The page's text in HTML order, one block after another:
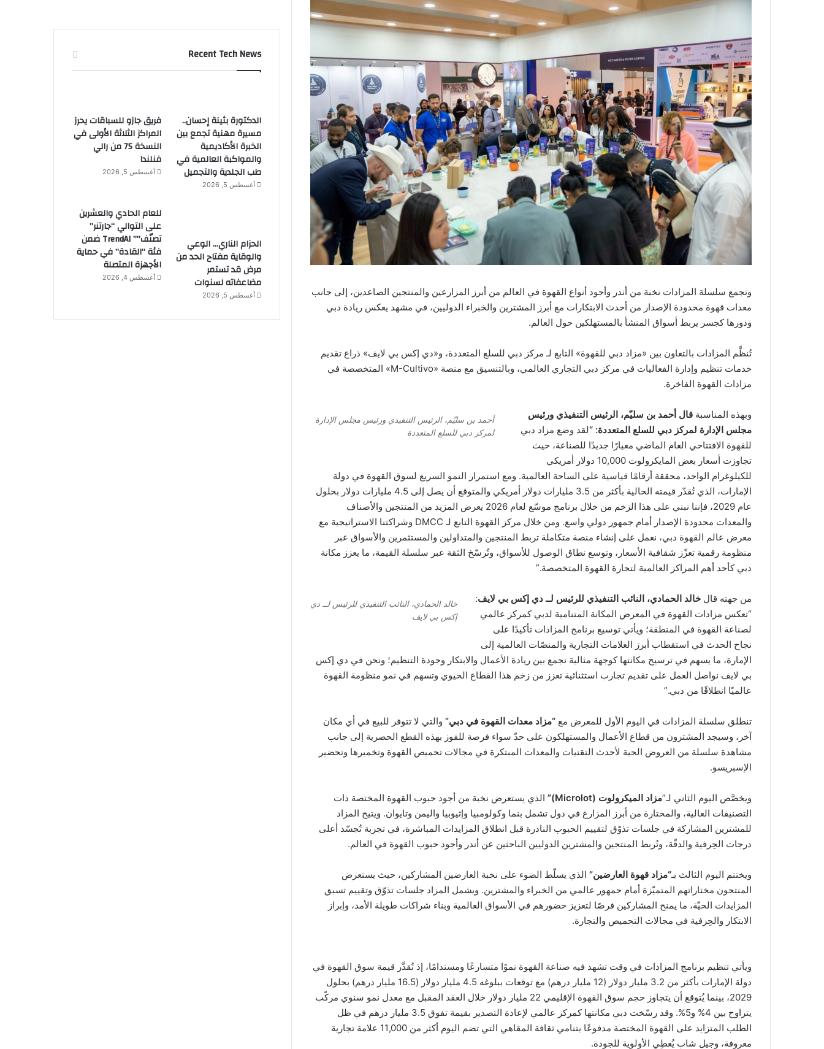
وتجمع سلسلة المزادات نخبة من أندر وأجود أنواع القهوة في العالم من أبرز المزارعين والمنتجين الصاعدين، إلى جانب
معدات قهوة محدودة الإصدار من أحدث الابتكارات مع أبرز المشترين والخبراء الدوليين، في مشهد يعكس ريادة دبي
ودورها كجسر يربط أسواق المنشأ بالمستهلكين حول العالم.
تُنظَّم المزادات بالتعاون بين «مزاد دبي للقهوة» التابع لـ مركز دبي للسلع المتعددة، و«دي إكس بي لايف» ذراع تقديم
خدمات تنظيم وإدارة الفعاليات في مركز دبي التجاري العالمي، وبالتنسيق مع منصة «M-Cultivo» المتخصصة في
مزادات القهوة الفاخرة.
أحمد بن سليّم، الرئيس التنفيذي ورئيس مجلس الإدارة
لمركز دبي للسلع المتعددة
وبهذه المناسبة قال أحمد بن سليّم، الرئيس التنفيذي ورئيس
مجلس الإدارة لمركز دبي للسلع المتعددة: “لقد وضع مزاد دبي
للقهوة الافتتاحي العام الماضي معيارًا جديدًا للصناعة، حيث
تجاوزت أسعار بعض المايكرولوت 10,000 دولار أمريكي
للكيلوغرام الواحد، محققة أرقامًا قياسية على الساحة العالمية. ومع استمرار النمو السريع لسوق القهوة في دولة
الإمارات، الذي تُقدّر قيمته الحالية بأكثر من 3.5 مليارات دولار أمريكي والمتوقع أن يصل إلى 4.5 مليارات دولار بحلول
عام 2029، فإننا نبني على هذا الزخم من خلال برنامج موسّع لعام 2026 يعرض المزيد من المنتجين والأصناف
والمعدات محدودة الإصدار أمام جمهور دولي واسع. ومن خلال مركز القهوة التابع لـ DMCC وشراكتنا الاستراتيجية مع
معرض عالم القهوة دبي، نعمل على إنشاء منصة متكاملة تربط المنتجين والمتداولين والمستثمرين والأسواق عبر
منظومة رقمية تعزّز شفافية الأسعار، وتوسع نطاق الوصول للأسواق، وتُرسّخ الثقة عبر سلسلة القيمة، ما يعزز مكانة
دبي كأحد أهم المراكز العالمية لتجارة القهوة المتخصصة.”
خالد الحمادي، النائب التنفيذي للرئيس لــ دي
إكس بي لايف
من جهته قال خالد الحمادي، النائب التنفيذي للرئيس لــ دي إكس بي لايف:
“تعكس مزادات القهوة في المعرض المكانة المتنامية لدبي كمركز عالمي
لصناعة القهوة في المنطقة؛ ويأتي توسيع برنامج المزادات تأكيدًا على
نجاح الحدث في استقطاب أبرز العلامات التجارية والمنصّات العالمية إلى
الإمارة، ما يسهم في ترسيخ مكانتها كوجهة مثالية تجمع بين ريادة الأعمال والابتكار وجودة التنظيم؛ ونحن في دي إكس
بي لايف نواصل العمل على تقديم تجارب استثنائية تعزز من زخم هذا القطاع الحيوي وتسهم في نمو منظومة القهوة
عالميًا انطلاقًا من دبي.”
تنطلق سلسلة المزادات في اليوم الأول للمعرض مع “مزاد معدات القهوة في دبي” والتي لا تتوفر للبيع في أي مكان
آخر، وسيجد المشترون من قطاع الأعمال والمستهلكون على حدّ سواء فرصة للفوز بهذه القطع الحصرية إلى جانب
مشاهدة سلسلة من العروض الحية لأحدث التقنيات والمعدات المبتكرة في مجالات تحميص القهوة وتخميرها وتحضير
الإسبريسو.
ويخصَّص اليوم الثاني لـ”مزاد الميكرولوت (Microlot
)” الذي يستعرض نخبة من أجود حبوب القهوة المختصة ذات
التصنيفات العالية، والمختارة من أبرز المزارع في دول تشمل بنما وكولومبيا وإثيوبيا واليمن وتايوان. ويتيح المزاد
للمشترين المشاركة في جلسات تذوّق لتقييم الحبوب النادرة قبل انطلاق المزايدات المباشرة، في تجربة تُجسّد أعلى
درجات الحِرفية والدقّة، وتُربط المنتجين والمشترين الدوليين الباحثين عن أندر وأجود حبوب القهوة في العالم.
ويختتم اليوم الثالث بـ“مزاد قهوة العارضين” الذي يسلّط الضوء على نخبة العارضين المشاركين، حيث يستعرض
المنتجون مختاراتهم المتميّزة أمام جمهور عالمي من الخبراء والمشترين. ويشمل المزاد جلسات تذوّق وتقييم تسبق
المزايدات الحيّة، ما يمنح المشاركين فرصًا لتعزيز حضورهم في الأسواق العالمية وبناء شراكات طويلة الأمد، وإبراز
الابتكار والحِرفية في مجالات التحميص والتجارة.
ويأتي تنظيم برنامج المزادات في وقت تشهد فيه صناعة القهوة نموًا متسارعًا ومستدامًا، إذ تُقدَّر قيمة سوق القهوة في
دولة الإمارات بأكثر من 3.2 مليار دولار (12 مليار درهم) مع توقعات ببلوغه 4.5 مليار دولار (16.5 مليار درهم) بحلول
2029، بينما يُتوقع أن يتجاوز حجم سوق القهوة الإقليمي 22 مليار دولار خلال العقد المقبل مع معدل نمو سنوي مركّب
يتراوح بين 4% و5%. وقد رسّخت دبي مكانتها كمركز عالمي لإعادة التصدير بقيمة تفوق 3.5 مليار درهم في ظل
الطلب المتزايد على القهوة المختصة مدفوعًا بتنامي ثقافة المقاهي التي تضم اليوم أكثر من 11,000 علامة تجارية
معروفة، وجيل شاب يُعطِي الأولوية للجودة.
Recent Tech News
الدكتورة بثينة إحسان..
مسيرة مهنية تجمع بين
الخبرة الأكاديمية
والمواكبة العالمية في
طب الجلدية والتجميل
أغسطس 5, 2026
فريق جازو للسباقات يحرز
المراكز الثلاثة الأولى في
النسخة 75 من رالي
فنلندا
أغسطس 5, 2026
الحزام الناري… الوعي
والوقاية مفتاح الحد من
مرض قد تستمر
مضاعفاته لسنوات
أغسطس 5, 2026
للعام الحادي والعشرين
على التوالي “جارتنر”
تصنّف”” TrendAI ضمن
فئة “القادة” في حماية
الأجهزة المتصلة
أغسطس 4, 2026